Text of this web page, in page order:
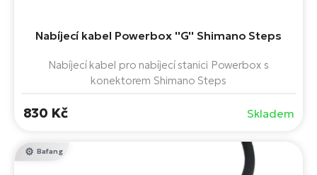
Nabíjecí kabel Powerbox ''G'' Shimano Steps
Nabíjecí kabel pro nabíjecí stanici Powerbox s
konektorem Shimano Steps
830 Kč Skladem
Bafang